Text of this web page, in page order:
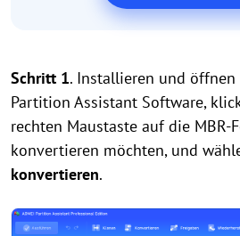
Schritt 1. Installieren und öffnen
Partition Assistant Software,
rechten Maustaste auf die MBR-
konvertieren möchten, und
konvertieren.